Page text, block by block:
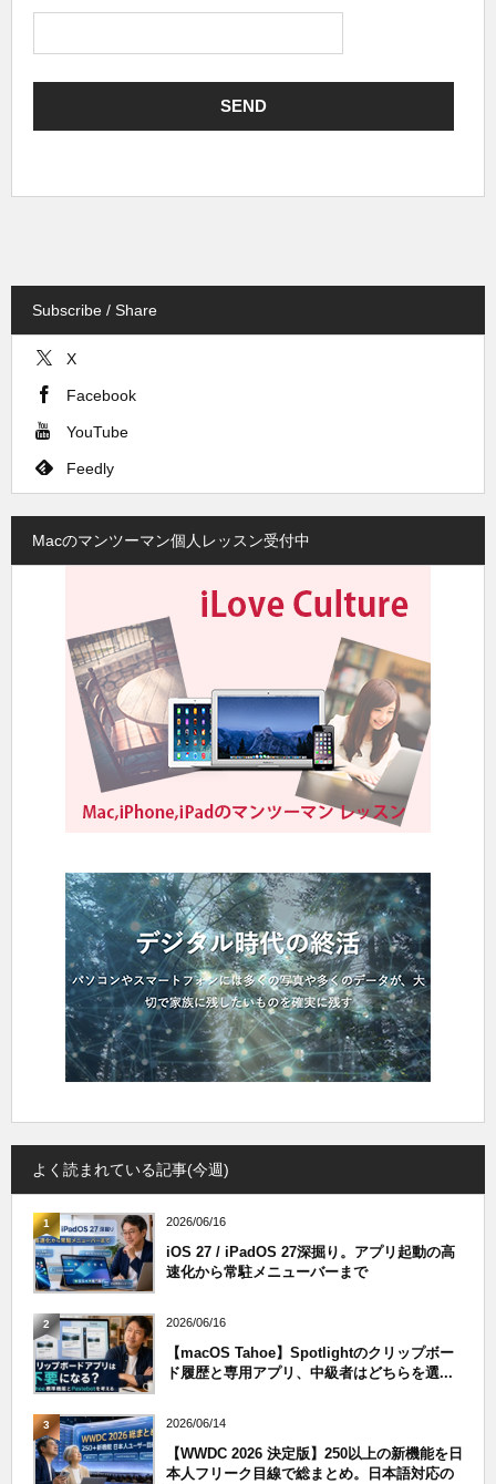
Subscribe / Share
X
Facebook
YouTube
Feedly
Macのマンツーマン個人レッスン受付中
よく読まれている記事(今週)
1 2026/06/16
iOS 27 / iPadOS 27深掘り。アプリ起動の高
速化から常駐メニューバーまで
2 2026/06/16
【macOS Tahoe】Spotlightのクリップボー
ド履歴と専用アプリ、中級者はどちらを選...
3 2026/06/14
【WWDC 2026 決定版】250以上の新機能を日
本人フリーク目線で総まとめ。日本語対応の